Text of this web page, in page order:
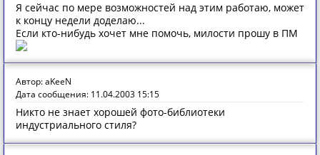
Я сейчас по мере возможностей над этим работаю, может
к концу недели доделаю...
Если кто-нибудь хочет мне помочь, милости прошу в ПМ
Автор: aKeeN
Дата сообщения: 11.04.2003 15:15
Никто не знает хорошей фото-библиотеки
индустриального стиля?